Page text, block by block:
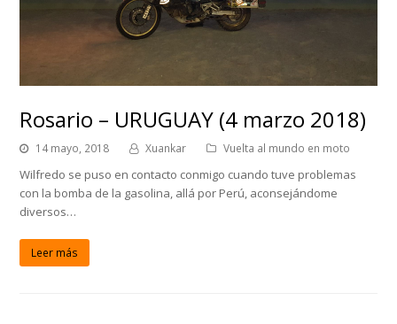
Rosario – URUGUAY (4 marzo 2018)
14 mayo, 2018 Xuankar Vuelta al mundo en moto
Wilfredo se puso en contacto conmigo cuando tuve problemas
con la bomba de la gasolina, allá por Perú, aconsejándome
diversos…
Leer más